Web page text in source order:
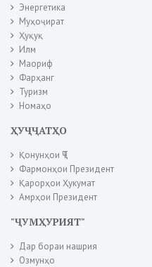
Энергетика
Муҳоҷират
Ҳуқуқ
Илм
Маориф
Фарҳанг
Туризм
Номаҳо
ҲУҶҶАТҲО
Қонунҳои ҶТ
Фармонҳои Президент
Қарорҳои Ҳукумат
Амрҳои Президент
"ҶУМҲУРИЯТ"
Дар бораи нашрия
Озмунҳо